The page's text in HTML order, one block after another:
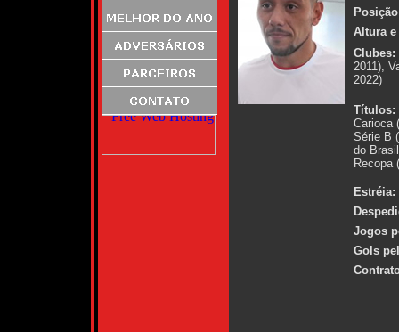
Altura
Clubes:
2011),
2022)
Títulos:
Carioca
Série B
do
Recopa
Estréia:
Jogos
Gols